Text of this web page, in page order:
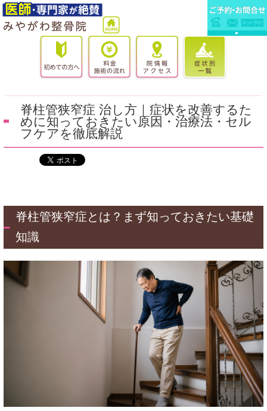
脊柱管狭窄症 治し方｜症状を改善するた
めに知っておきたい原因・治療法・セル
フケアを徹底解説
脊柱管狭窄症とは？まず知っておきたい基礎
知識